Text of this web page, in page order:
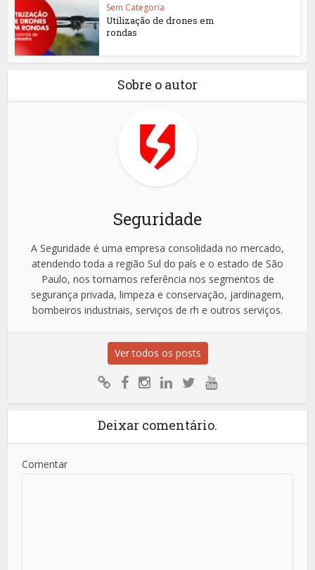
Sem Categoria
Utilização de drones em
rondas
Sobre o autor
Seguridade
A Seguridade é uma empresa consolidada no mercado,
atendendo toda a região Sul do país e o estado de São
Paulo, nos tornamos referência nos segmentos de
segurança privada, limpeza e conservação, jardinagem,
bombeiros industriais, serviços de rh e outros serviços.
Ver todos os posts
Deixar comentário.
Comentar